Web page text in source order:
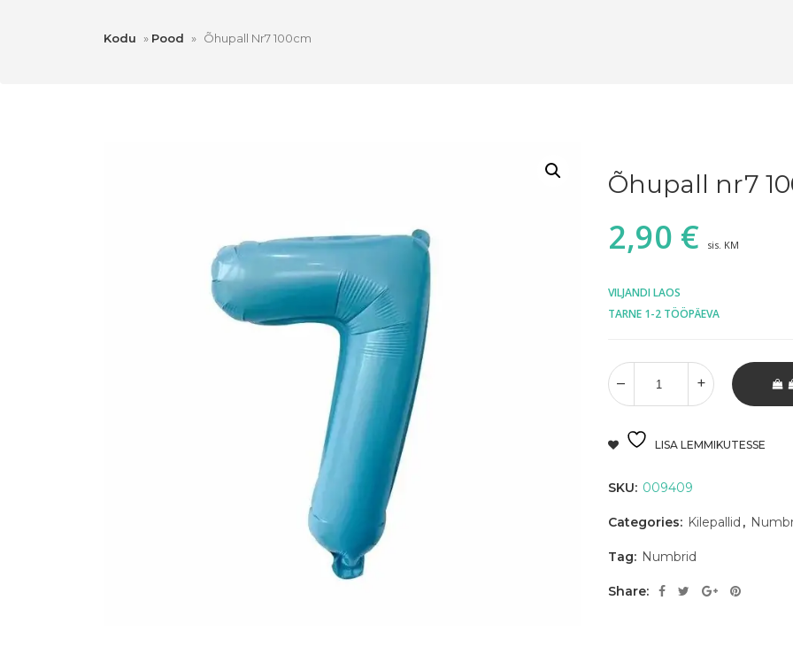
Kodu » Pood » Õhupall Nr7 100cm
Õhupall nr7
2,90 € sis. KM
VILJANDI LAOS
TARNE 1-2 TÖÖPÄEVA
LISA LEMMIKUTESSE
SKU: 009409
Categories: Kilepallid ,
Tag: Numbrid
Share: